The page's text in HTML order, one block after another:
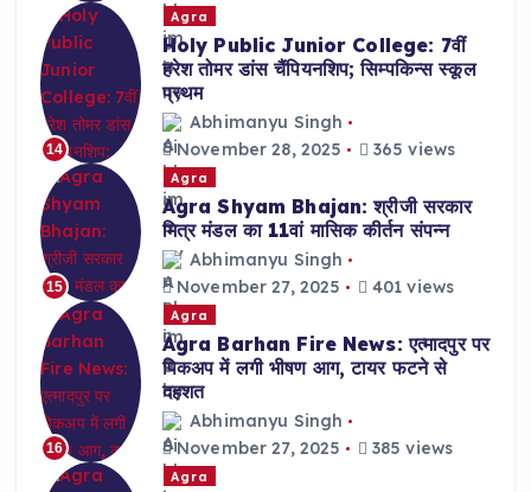
14
Agra
Holy Public Junior College: 7वीं
हरेश तोमर डांस चैंपियनशिप; सिम्पकिन्स स्कूल
प्रथम
Abhimanyu Singh
November 28, 2025
365 views
15
Agra
Agra Shyam Bhajan: श्रीजी सरकार
मित्र मंडल का 11वां मासिक कीर्तन संपन्न
Abhimanyu Singh
November 27, 2025
401 views
16
Agra
Agra Barhan Fire News: एत्मादपुर पर
पिकअप में लगी भीषण आग, टायर फटने से
दहशत
Abhimanyu Singh
November 27, 2025
385 views
Agra